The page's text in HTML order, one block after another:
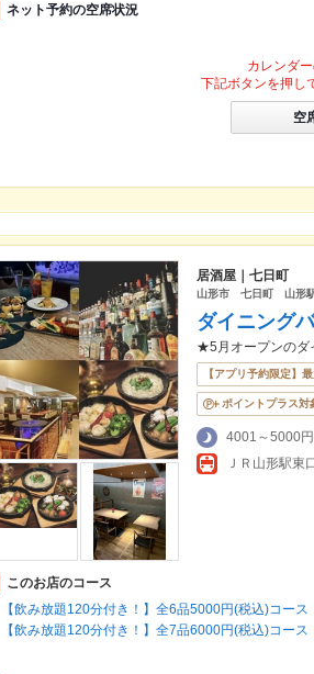
ネット予約の空席状況
カレンダ
下記ボタンを押し
空
居酒屋｜七日町
山形市 七日町 山形
ダイニング
★5月オープンの
【アプリ予約限定】
ポイントプラス対
4001～5000円
ＪＲ山形駅東
このお店のコース
【飲み放題120分付き！】全6品5000円(税込)コース
【飲み放題120分付き！】全7品6000円(税込)コース